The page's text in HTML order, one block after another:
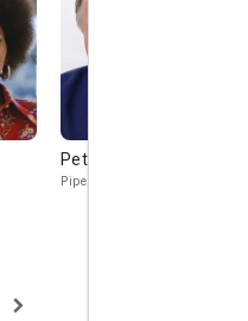
Peter Fonda
Pipeline